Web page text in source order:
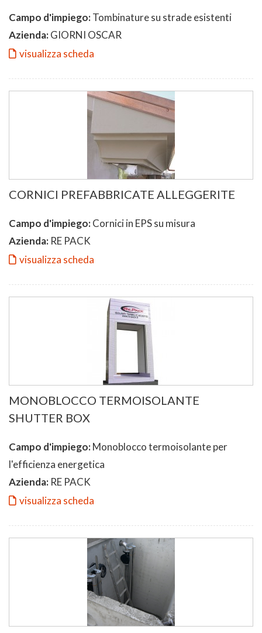
Campo d'impiego:Tombinature su strade esistenti
Azienda:GIORNI OSCAR
visualizza scheda
CORNICI PREFABBRICATE ALLEGGERITE
Campo d'impiego:Cornici in EPS su misura
Azienda: RE PACK
visualizza scheda
MONOBLOCCO TERMOISOLANTE
SHUTTER BOX
Campo d'impiego:Monoblocco termoisolante per
l'efficienza energetica
Azienda: RE PACK
visualizza scheda